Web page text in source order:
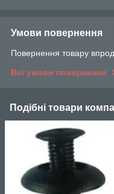
Умови повернення
Повернення товару
Всі умови повернення
Подібні товари